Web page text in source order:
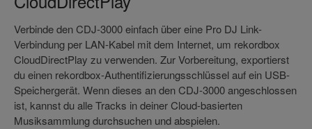
Verbinde den CDJ-3000 einfach über eine Pro DJ Link-
Verbindung per LAN-Kabel mit dem Internet, um rekordbox
CloudDirectPlay zu verwenden. Zur Vorbereitung, exportierst
du einen rekordbox-Authentifizierungsschlüssel auf ein USB-
Speichergerät. Wenn dieses an den CDJ-3000 angeschlossen
ist, kannst du alle Tracks in deiner Cloud-basierten
Musiksammlung durchsuchen und abspielen.